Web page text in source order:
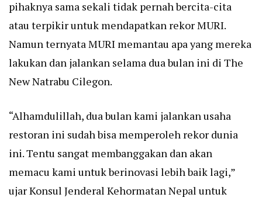
pihaknya sama sekali tidak pernah bercita-cita
atau terpikir untuk mendapatkan rekor MURI.
Namun ternyata MURI memantau apa yang mereka
lakukan dan jalankan selama dua bulan ini di The
New Natrabu Cilegon.
“Alhamdulillah, dua bulan kami jalankan usaha
restoran ini sudah bisa memperoleh rekor dunia
ini. Tentu sangat membanggakan dan akan
memacu kami untuk berinovasi lebih baik lagi,”
ujar Konsul Jenderal Kehormatan Nepal untuk